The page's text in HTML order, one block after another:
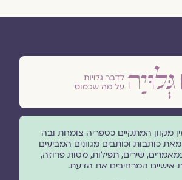
מקוון המתקיים כספריה צומחת ובה
כותבות וכותבים מגוונים המביעים
שירים, תפילות, מסות פרוזה,
אישיים המרחיבים את הדעת.